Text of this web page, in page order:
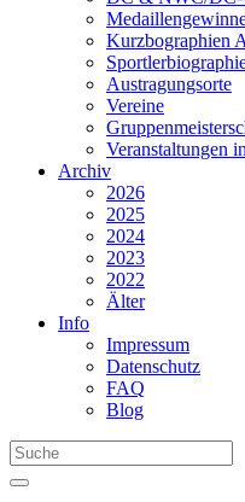
Kurzbographien
Austragungsorte
Vereine
Veranstaltungen
Archiv
2026
2025
2024
2023
2022
Älter
Info
Impressum
Datenschutz
FAQ
Blog